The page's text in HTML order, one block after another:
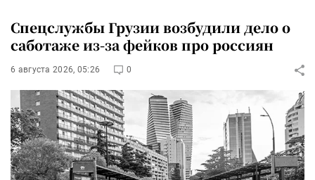
Спецслужбы Грузии возбудили дело о
саботаже из-за фейков про россиян
6 августа 2026, 05:26 0